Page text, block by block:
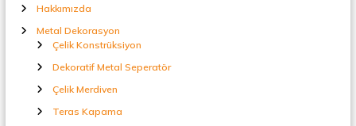
Hakkımızda
Metal Dekorasyon
Çelik Konstrüksiyon
Dekoratif Metal Seperatör
Çelik Merdiven
Teras Kapama